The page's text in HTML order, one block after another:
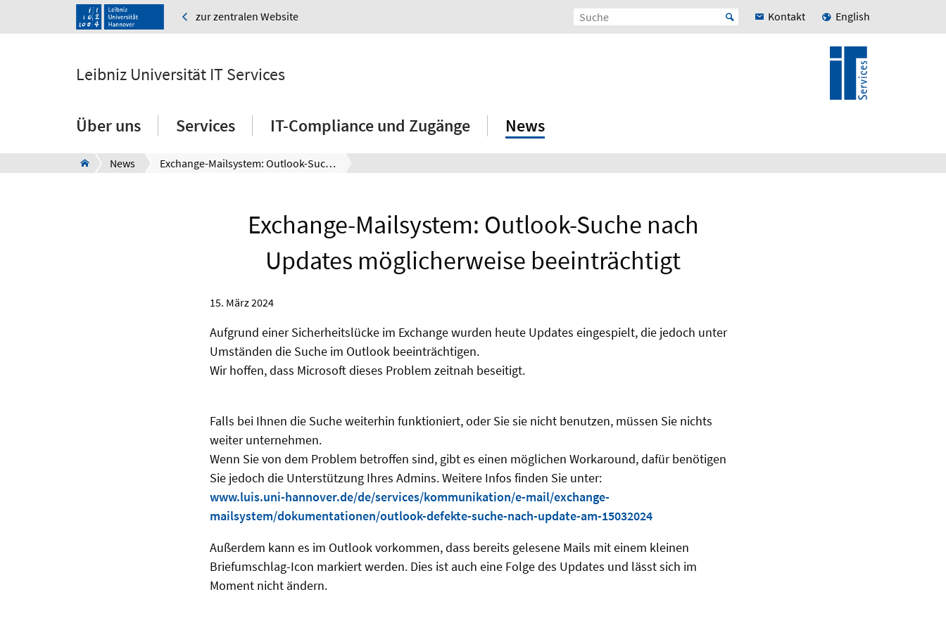
zur zentralen Website Kontakt English
Leibniz Universität IT Services
Über uns Services IT-Compliance und Zugänge News
News Exchange-Mailsystem: Outlook-Suche nach Updates möglicherweise beeinträchtigt
Exchange-Mailsystem: Outlook-Suche nach
Updates möglicherweise beeinträchtigt
15. März 2024
Aufgrund einer Sicherheitslücke im Exchange wurden heute Updates eingespielt, die jedoch unter
Umständen die Suche im Outlook beeinträchtigen.
Wir hoffen, dass Microsoft dieses Problem zeitnah beseitigt.
Falls bei Ihnen die Suche weiterhin funktioniert, oder Sie sie nicht benutzen, müssen Sie nichts
weiter unternehmen.
Wenn Sie von dem Problem betroffen sind, gibt es einen möglichen Workaround, dafür benötigen
Sie jedoch die Unterstützung Ihres Admins. Weitere Infos finden Sie unter:
www.luis.uni-hannover.de/de/services/kommunikation/e-mail/exchange-
mailsystem/dokumentationen/outlook-defekte-suche-nach-update-am-15032024
Außerdem kann es im Outlook vorkommen, dass bereits gelesene Mails mit einem kleinen
Briefumschlag-Icon markiert werden. Dies ist auch eine Folge des Updates und lässt sich im
Moment nicht ändern.